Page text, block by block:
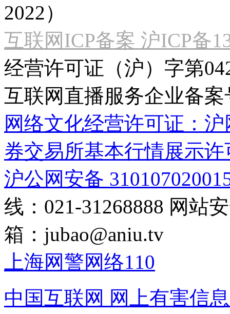
2022）
互联网ICP备案 沪ICP备
经营许可证（沪）字第
互联网直播服务企业备案
网络文化经营许可证：
券交易所基本行情展示许
沪公网安备
线：021-31268888 网站
箱： jubao@aniu.tv
上海网警网络110
中国互联网 网上有害信